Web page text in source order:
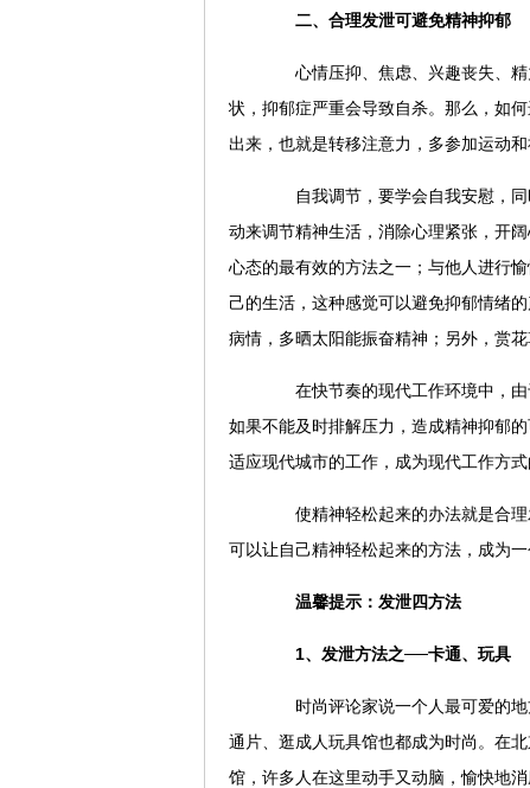
二、合理发泄可避免精神抑郁
心情压抑、焦虑、兴趣丧失、精
状，抑郁症严重会导致自杀。那么，如
出来，也就是转移注意力，多参加运动和
自我调节，要学会自我安慰，同
动来调节精神生活，消除心理紧张，开
心态的最有效的方法之一；与他人进行
己的生活，这种感觉可以避免抑郁情绪
病情，多晒太阳能振奋精神；另外，赏
在快节奏的现代工作环境中，由
如果不能及时排解压力，造成精神抑郁
适应现代城市的工作，成为现代工作方式
使精神轻松起来的办法就是合理
可以让自己精神轻松起来的方法，成为
温馨提示：发泄四方法
1、发泄方法之──卡通、玩具
时尚评论家说一个人最可爱的地
通片、逛成人玩具馆也都成为时尚。在
馆，许多人在这里动手又动脑，愉快地消